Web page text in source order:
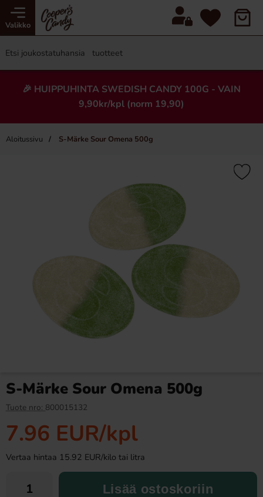
Valikko
🎉 HUIPPUHINTA SWEDISH CANDY 100G - VAIN
9,90kr/kpl (norm 19,90)
Aloitussivu S-Märke Sour Omena 500g
×
Osta
S-Märke Sour Omena 500g
Tuote nro: 800015132
7.96 EUR/kpl
Vertaa hintaa 15.92 EUR/kilo tai litra
Lisää ostoskoriin